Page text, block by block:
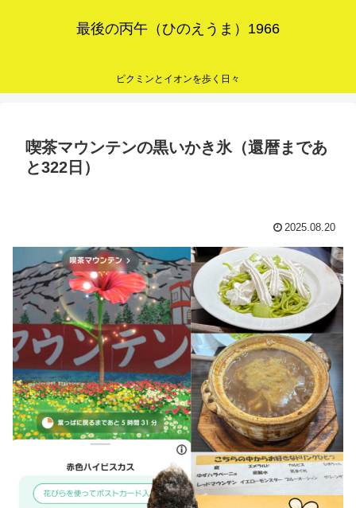
最後の丙午（ひのえうま）1966
ピクミンとイオンを歩く日々
喫茶マウンテンの黒いかき氷（還暦まであ
と322日）
2025.08.20